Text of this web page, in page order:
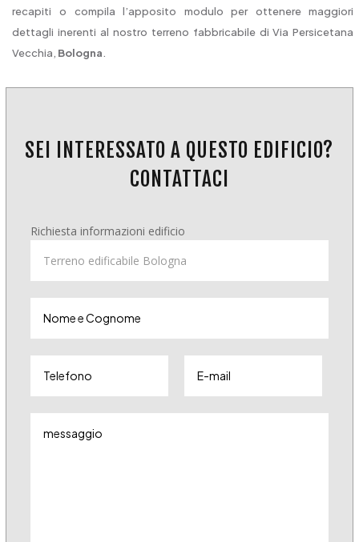
recapiti o compila l’apposito modulo per ottenere maggiori
dettagli inerenti al nostro terreno fabbricabile di Via Persicetana
Vecchia, Bologna
SEI INTERESSATO A QUESTO EDIFICIO?
CONTATTACI
Richiesta informazioni edificio